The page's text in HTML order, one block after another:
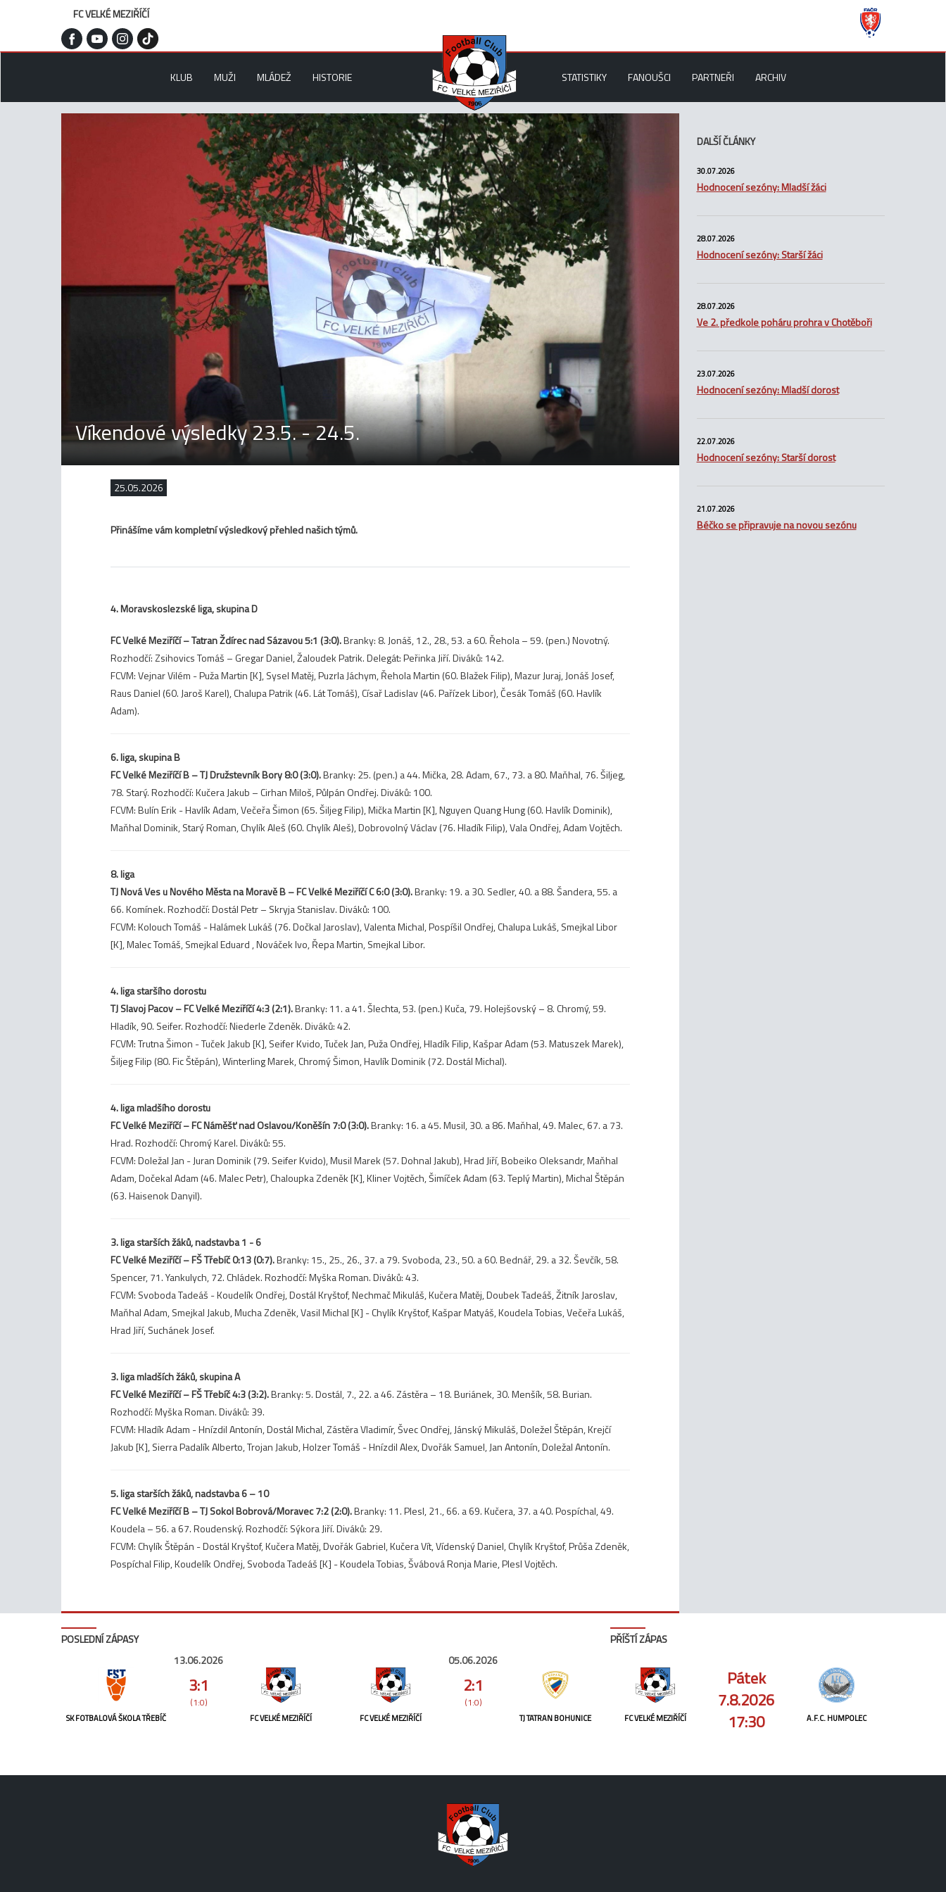
FC VELKÉ MEZIŘÍČÍ
KLUB MUŽI MLÁDEŽ HISTORIE STATISTIKY FANOUŠCI PARTNEŘI ARCHIV
Víkendové výsledky 23.5. - 24.5.
25.05.2026
Přinášíme vám kompletní výsledkový přehled našich týmů.
4. Moravskoslezské liga, skupina D
FC Velké Meziříčí – Tatran Ždírec nad Sázavou 5:1 (3:0).Branky: 8. Jonáš, 12., 28., 53. a 60. Řehola – 59. (pen.) Novotný.
Rozhodčí: Zsihovics Tomáš – Gregar Daniel, Žaloudek Patrik. Delegát: Peřinka Jiří. Diváků: 142.
FCVM: Vejnar Vilém - Puža Martin [K], Sysel Matěj, Puzrla Jáchym, Řehola Martin (60. Blažek Filip), Mazur Juraj, Jonáš Josef,
Raus Daniel (60. Jaroš Karel), Chalupa Patrik (46. Lát Tomáš), Císař Ladislav (46. Pařízek Libor), Česák Tomáš (60. Havlík
Adam).
6. liga, skupina B
FC Velké Meziříčí B – TJ Družstevník Bory 8:0 (3:0).Branky: 25. (pen.) a 44. Mička, 28. Adam, 67., 73. a 80. Maňhal, 76. Šiljeg,
78. Starý. Rozhodčí: Kučera Jakub – Cirhan Miloš, Půlpán Ondřej. Diváků: 100.
FCVM: Bulín Erik - Havlík Adam, Večeřa Šimon (65. Šiljeg Filip), Mička Martin [K], Nguyen Quang Hung (60. Havlík Dominik),
Maňhal Dominik, Starý Roman, Chylík Aleš (60. Chylík Aleš), Dobrovolný Václav (76. Hladík Filip), Vala Ondřej, Adam Vojtěch.
8. liga
TJ Nová Ves u Nového Města na Moravě B – FC Velké Meziříčí C 6:0 (3:0).Branky: 19. a 30. Sedler, 40. a 88. Šandera, 55. a
66. Komínek. Rozhodčí: Dostál Petr – Skryja Stanislav. Diváků: 100.
FCVM: Kolouch Tomáš - Halámek Lukáš (76. Dočkal Jaroslav), Valenta Michal, Pospíšil Ondřej, Chalupa Lukáš, Smejkal Libor
[K], Malec Tomáš, Smejkal Eduard , Nováček Ivo, Řepa Martin, Smejkal Libor.
4. liga staršího dorostu
TJ Slavoj Pacov – FC Velké Meziříčí 4:3 (2:1).Branky: 11. a 41. Šlechta, 53. (pen.) Kuča, 79. Holejšovský – 8. Chromý, 59.
Hladík, 90. Seifer. Rozhodčí: Niederle Zdeněk. Diváků: 42.
FCVM: Trutna Šimon - Tuček Jakub [K], Seifer Kvido, Tuček Jan, Puža Ondřej, Hladík Filip, Kašpar Adam (53. Matuszek Marek),
Šiljeg Filip (80. Fic Štěpán), Winterling Marek, Chromý Šimon, Havlík Dominik (72. Dostál Michal).
4. liga mladšího dorostu
FC Velké Meziříčí – FC Náměšť nad Oslavou/Koněšín 7:0 (3:0).Branky: 16. a 45. Musil, 30. a 86. Maňhal, 49. Malec, 67. a 73.
Hrad. Rozhodčí: Chromý Karel. Diváků: 55.
FCVM: Doležal Jan - Juran Dominik (79. Seifer Kvido), Musil Marek (57. Dohnal Jakub), Hrad Jiří, Bobeiko Oleksandr, Maňhal
Adam, Dočekal Adam (46. Malec Petr), Chaloupka Zdeněk [K], Kliner Vojtěch, Šimíček Adam (63. Teplý Martin), Michal Štěpán
(63. Haisenok Danyil).
3. liga starších žáků, nadstavba 1 - 6
FC Velké Meziříčí – FŠ Třebíč 0:13 (0:7).Branky: 15., 25., 26., 37. a 79. Svoboda, 23., 50. a 60. Bednář, 29. a 32. Ševčík, 58.
Spencer, 71. Yankulych, 72. Chládek. Rozhodčí: Myška Roman. Diváků: 43.
FCVM: Svoboda Tadeáš - Koudelík Ondřej, Dostál Kryštof, Nechmač Mikuláš, Kučera Matěj, Doubek Tadeáš, Žitník Jaroslav,
Maňhal Adam, Smejkal Jakub, Mucha Zdeněk, Vasil Michal [K] - Chylík Kryštof, Kašpar Matyáš, Koudela Tobias, Večeřa Lukáš,
Hrad Jiří, Suchánek Josef.
3. liga mladších žáků, skupina A
FC Velké Meziříčí – FŠ Třebíč 4:3 (3:2).Branky: 5. Dostál, 7., 22. a 46. Zástěra – 18. Buriánek, 30. Menšík, 58. Burian.
Rozhodčí: Myška Roman. Diváků: 39.
FCVM: Hladík Adam - Hnízdil Antonín, Dostál Michal, Zástěra Vladimír, Švec Ondřej, Jánský Mikuláš, Doležel Štěpán, Krejčí
Jakub [K], Sierra Padalík Alberto, Trojan Jakub, Holzer Tomáš - Hnízdil Alex, Dvořák Samuel, Jan Antonín, Doležal Antonín.
5. liga starších žáků, nadstavba 6 – 10
FC Velké Meziříčí B – TJ Sokol Bobrová/Moravec 7:2 (2:0).Branky: 11. Plesl, 21., 66. a 69. Kučera, 37. a 40. Pospíchal, 49.
Koudela – 56. a 67. Roudenský. Rozhodčí: Sýkora Jiří. Diváků: 29.
FCVM: Chylík Štěpán - Dostál Kryštof, Kučera Matěj, Dvořák Gabriel, Kučera Vít, Vídenský Daniel, Chylík Kryštof, Průša Zdeněk,
Pospíchal Filip, Koudelík Ondřej, Svoboda Tadeáš [K] - Koudela Tobias, Švábová Ronja Marie, Plesl Vojtěch.
DALŠÍ ČLÁNKY
30.07.2026
Hodnocení sezóny: Mladší žáci
28.07.2026
Hodnocení sezóny: Starší žáci
28.07.2026
Ve 2. předkole poháru prohra v Chotěboři
23.07.2026
Hodnocení sezóny: Mladší dorost
22.07.2026
Hodnocení sezóny: Starší dorost
21.07.2026
Béčko se připravuje na novou sezónu
POSLEDNÍ ZÁPASY
SK FOTBALOVÁ ŠKOLA TŘEBÍČ
13.06.2026
3:1
(1:0)
FC VELKÉ MEZIŘÍČÍ FC VELKÉ MEZIŘÍČÍ
05.06.2026
2:1
(1:0)
TJ TATRAN BOHUNICE
PŘÍŠTÍ ZÁPAS
FC VELKÉ MEZIŘÍČÍ
Pátek
7.8.2026
17:30
A.F.C. HUMPOLEC